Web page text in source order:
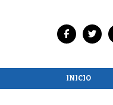
INICIO